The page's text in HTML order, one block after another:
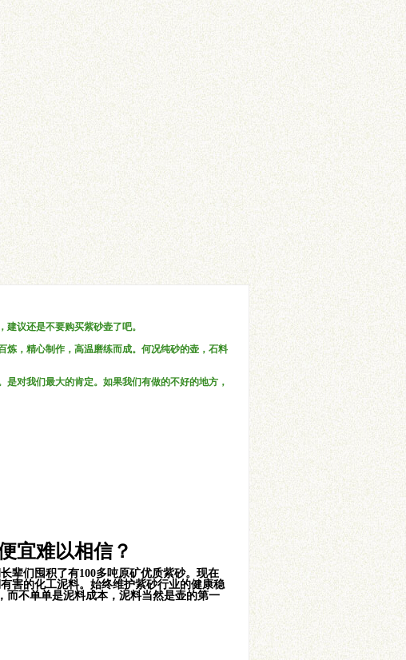
议还是不要购买紫砂壶了吧。
炼，精心制作，高温磨练而成。何况纯砂的壶，石料
对我们最大的肯定。如果我们有做的不好的地方，
宜难以相信？
辈们囤积了有100多吨原矿优质紫砂。现在
害的化工泥料。始终维护紫砂行业的健康稳
而不单单是泥料成本，泥料当然是壶的第一